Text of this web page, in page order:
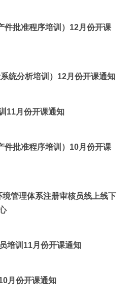
件批准程序培训）12月份开课
统分析培训）12月份开课通知
11月份开课通知
件批准程序培训）10月份开课
管理体系注册审核员线上线下
培训11月份开课通知
月份开课通知